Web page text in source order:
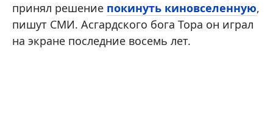
принял решение покинуть киновселенную,
пишут СМИ. Асгардского бога Тора он играл
на экране последние восемь лет.